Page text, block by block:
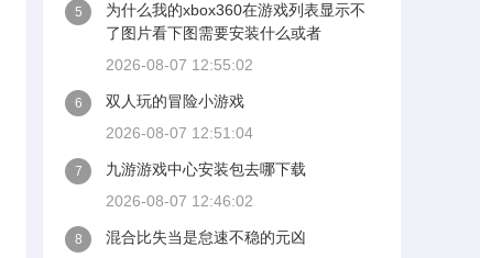
5
为什么我的xbox360在游戏列表显示不
了图片看下图需要安装什么或者
2026-08-07 12:55:02
6
双人玩的冒险小游戏
2026-08-07 12:51:04
7
九游游戏中心安装包去哪下载
2026-08-07 12:46:02
8
混合比失当是怠速不稳的元凶